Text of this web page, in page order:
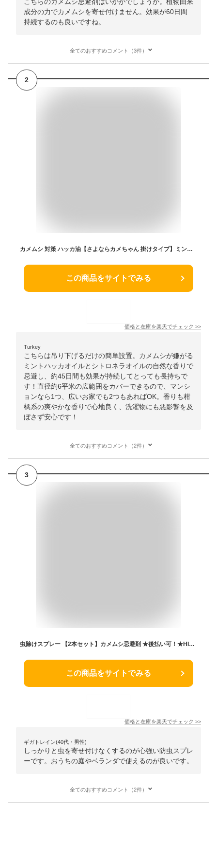
こちらのカメムシ忌避剤はいかがでしょうか。植物由来
成分の力でカメムシを寄せ付けません。効果が60日間
持続するのも良いですね。
全てのおすすめコメント（3件）
2
カメムシ 対策 ハッカ油【さよならカメちゃん 掛けタイプ】ミントオイル ハッカオイル ハッカ お掃除殺菌.登山 ガーデニング 釣り キャンプ ゴルフ虫よけ 虫除け 園芸 マルカメムシ かめむし ベランダ 洗濯物 忌避剤 対策 嫌がる 悪臭 臭い
この商品をサイトでみる
価格と在庫を楽天でチェック >>
Turkey
こちらは吊り下げるだけの簡単設置。カメムシが嫌がる
ミントハッカオイルとシトロネラオイルの自然な香りで
忌避し、約45日間も効果が持続してとっても長持ちで
す！直径約6平米の広範囲をカバーできるので、マンシ
ョンなら1つ、広いお家でも2つもあればOK。香りも柑
橘系の爽やかな香りで心地良く、洗濯物にも悪影響を及
ぼさず安心です！
全てのおすすめコメント（2件）
3
虫除けスプレー 【2本セット】カメムシ忌避剤 ★後払い可！★HIVA ALL ヒバオール 250ml 2本 天然由来成分100％ ヒバ 防虫忌避剤 かめむし ガード カメムシ 対策 カメムシ 寄せ付けない スプレー ヒノキチオール 殺虫 不使用 アルコール不使用 日本製 アーネスト 60s bnm
この商品をサイトでみる
価格と在庫を楽天でチェック >>
ギガトレイン(40代・男性)
しっかりと虫を寄せ付けなくするのが心強い防虫スプレ
ーです。おうちの庭やベランダで使えるのが良いです。
全てのおすすめコメント（2件）